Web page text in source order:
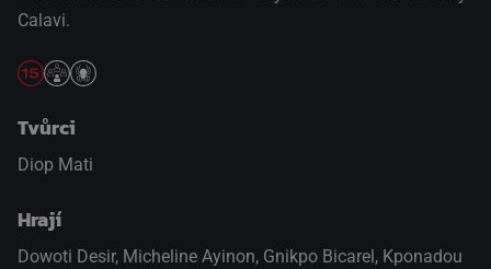
Calavi.
Tvůrci
Diop Mati
Hrají
Dowoti Desir, Micheline Ayinon, Gnikpo Bicarel , Kponadou